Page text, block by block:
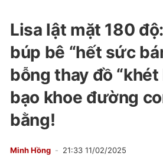
Lisa lật mặt 180
búp bê “hết sức
bỗng thay đồ “khét
bạo khoe đường
bằng!
Minh Hồng 21:33 11/02/2025